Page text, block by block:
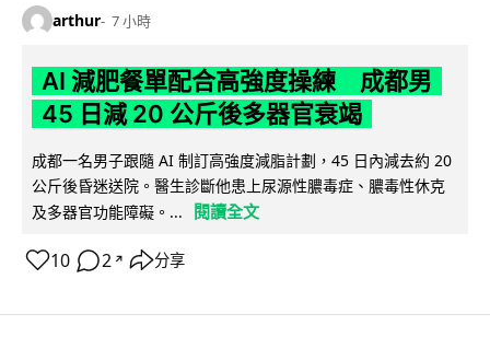
arthur 7 小時
AI 減肥餐單配合高強度操練 成都男
45 日減 20 公斤後多器官衰竭
成都一名男子跟隨 AI 制訂高強度減脂計劃，45 日內減去約 20
公斤後昏迷送院。醫生診斷他患上尿源性膿毒症、膿毒性休克
及多器官功能障礙。...
閱讀全文
10 2 ↗ 分享